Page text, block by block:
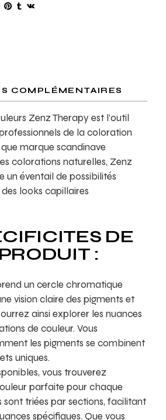
COMPLÉMENTAIRES
Zenz Therapy est l’outil
de la coloration
marque scandinave
colorations naturelles, Zenz
un éventail de possibilités
looks capillaires
DE
:
un cercle chromatique
vision claire des pigments et
ainsi explorer les nuances
de couleur. Vous
les pigments se combinent
uniques.
vous trouverez
parfaite pour chaque
sont triées par sections, facilitant
spécifiques. Que vous